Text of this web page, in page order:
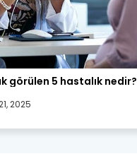
görülen 5 hastalık nedir?
2025